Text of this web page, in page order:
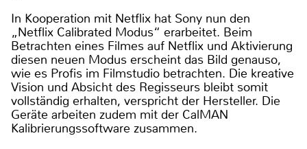
In Kooperation mit Netflix hat Sony nun den
„Netflix Calibrated Modus“ erarbeitet. Beim
Betrachten eines Filmes auf Netflix und Aktivierung
diesen neuen Modus erscheint das Bild genauso,
wie es Profis im Filmstudio betrachten. Die kreative
Vision und Absicht des Regisseurs bleibt somit
vollständig erhalten, verspricht der Hersteller. Die
Geräte arbeiten zudem mit der CalMAN
Kalibrierungssoftware zusammen.